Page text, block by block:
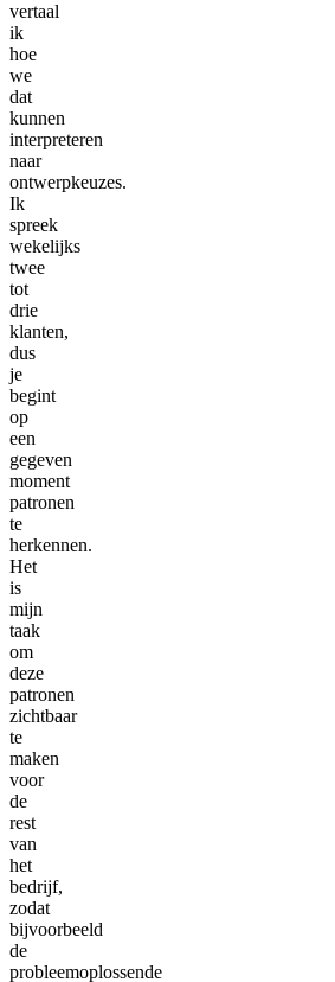
vertaal
ik
hoe
we
dat
kunnen
interpreteren
naar
ontwerpkeuzes.
Ik
spreek
wekelijks
twee
tot
drie
klanten,
dus
je
begint
op
een
gegeven
moment
patronen
te
herkennen.
Het
is
mijn
taak
om
deze
patronen
zichtbaar
te
maken
voor
de
rest
van
het
bedrijf,
zodat
bijvoorbeeld
de
probleemoplossende